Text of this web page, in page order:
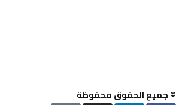
© جميع الحقوق محفوظة